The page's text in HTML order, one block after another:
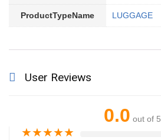
ProductTypeName LUGGAGE
User Reviews
0.0 out of 5
★★★★★